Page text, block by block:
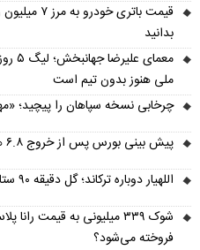
قیمت باتری
بدانید
ملی هنوز بدون تیم است
چرخابی نسخه سپاهان را پیچید؛
پیش‌ بینی بورس پس از خروج ۶.۸ همت پول؛ اصلاح شروع شده است؟
اللهیار دوباره ترکاند؛ گل دقیقه ۹۰ ستاره ایرانی و صدرنشینی لخ پوزنان
شوک ۳۳۹ میلیونی به قیمت
فروخته می‌شود؟